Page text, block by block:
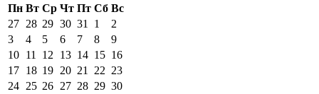
Пн Вт Ср Чт Пт Сб Вс
27 28 29 30 31 1
2
3
4 5 6 7 8
9
10 11 12 13 14 15 16
17 18 19 20 21 22 23
24 25 26 27 28 29 30